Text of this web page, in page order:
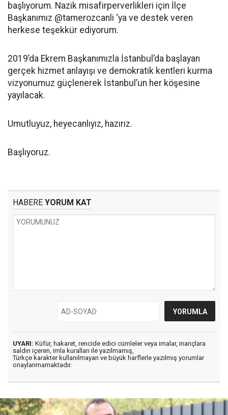
başlıyorum. Nazik misafirperverlikleri için İlçe
Başkanımız @tamerozcanli ‘ya ve destek veren
herkese teşekkür ediyorum.
2019’da Ekrem Başkanımızla İstanbul’da başlayan
gerçek hizmet anlayışı ve demokratik kentleri kurma
vizyonumuz güçlenerek İstanbul’un her köşesine
yayılacak.
Umutluyuz, heyecanlıyız, hazırız.
Başlıyoruz.
HABERE YORUM KAT
UYARI: Küfür, hakaret, rencide edici cümleler veya imalar, inançlara
saldırı içeren, imla kuralları ile yazılmamış,
Türkçe karakter kullanılmayan ve büyük harflerle yazılmış yorumlar
onaylanmamaktadır.